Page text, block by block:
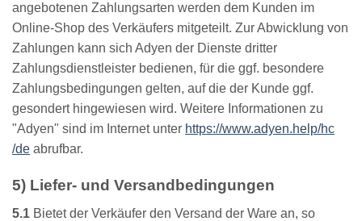
angebotenen Zahlungsarten werden dem Kunden im
Online-Shop des Verkäufers mitgeteilt. Zur Abwicklung von
Zahlungen kann sich Adyen der Dienste dritter
Zahlungsdienstleister bedienen, für die ggf. besondere
Zahlungsbedingungen gelten, auf die der Kunde ggf.
gesondert hingewiesen wird. Weitere Informationen zu
"Adyen" sind im Internet unter https://www.adyen.help/hc
/de abrufbar.
5) Liefer- und Versandbedingungen
5.1 Bietet der Verkäufer den Versand der Ware an, so